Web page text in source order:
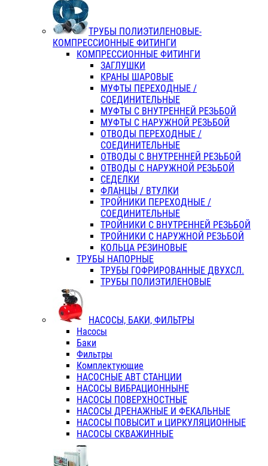
ТРУБЫ ПОЛИЭТИЛЕНОВЫЕ-
КОМПРЕССИОННЫЕ ФИТИНГИ
КОМПРЕССИОННЫЕ ФИТИНГИ
ЗАГЛУШКИ
КРАНЫ ШАРОВЫЕ
МУФТЫ ПЕРЕХОДНЫЕ /
СОЕДИНИТЕЛЬНЫЕ
МУФТЫ С ВНУТРЕННЕЙ РЕЗЬБОЙ
МУФТЫ С НАРУЖНОЙ РЕЗЬБОЙ
ОТВОДЫ ПЕРЕХОДНЫЕ /
СОЕДИНИТЕЛЬНЫЕ
ОТВОДЫ С ВНУТРЕННЕЙ РЕЗЬБОЙ
ОТВОДЫ С НАРУЖНОЙ РЕЗЬБОЙ
СЕДЕЛКИ
ФЛАНЦЫ / ВТУЛКИ
ТРОЙНИКИ ПЕРЕХОДНЫЕ /
СОЕДИНИТЕЛЬНЫЕ
ТРОЙНИКИ С ВНУТРЕННЕЙ РЕЗЬБОЙ
ТРОЙНИКИ С НАРУЖНОЙ РЕЗЬБОЙ
КОЛЬЦА РЕЗИНОВЫЕ
ТРУБЫ НАПОРНЫЕ
ТРУБЫ ГОФРИРОВАННЫЕ ДВУХСЛ.
ТРУБЫ ПОЛИЭТИЛЕНОВЫЕ
НАСОСЫ, БАКИ, ФИЛЬТРЫ
Насосы
Баки
Фильтры
Комплектующие
НАСОСНЫЕ АВТ СТАНЦИИ
НАСОСЫ ВИБРАЦИОННЫНЕ
НАСОСЫ ПОВЕРХНОСТНЫЕ
НАСОСЫ ДРЕНАЖНЫЕ И ФЕКАЛЬНЫЕ
НАСОСЫ ПОВЫСИТ и ЦИРКУЛЯЦИОННЫЕ
НАСОСЫ СКВАЖИННЫЕ